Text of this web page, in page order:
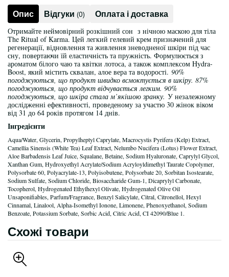
Опис Відгуки (0) Оплата і доставка
Отримайте неймовірний розкішний сон з нічною маскою для тіла
The Ritual of Karma. Цей легкий гелевий крем призначений для
регенерації, відновлення та живлення зневодненої шкіри під час
сну, повертаючи їй еластичність та пружність. Формулюється з
ароматом білого чаю та квітки лотоса, а також комплексом Hydra-
Boost, який містить сквалан, алое вера та водорості. 90%
погоджуються, що продукт швидко всмоктується в шкіру. 87%
погоджуються, що продукт відчувається легким. 90%
погоджуються, що шкіра стала м’якішою зранку. У незалежному
дослідженні ефективності, проведеному за участю 30 жінок віком
від 31 до 64 років протягом 14 днів.
Інгредієнти
Aqua/Water, Glycerin, Propylheptyl Caprylate, Macrocystis Pyrifera (Kelp) Extract,
Camellia Sinensis (White Tea) Leaf Extract, Nelumbo Nucifera (Lotus) Flower Extract,
Aloe Barbadensis Leaf Juice, Squalane, Betaine, Sodium Hyaluronate, Caprylyl Glycol,
Xanthan Gum, Hydroxyethyl Acrylate/Sodium Acryloyldimethyl Taurate Copolymer,
Polysorbate 60, Polyacrylate-13, Polyisobutene, Polysorbate 20, Sorbitan Isostearate,
Sodium Sulfate, Sodium Chloride, Biosaccharide Gum-1, Dicaprylyl Carbonate,
Tocopherol, Hydrogenated Ethylhexyl Olivate, Hydrogenated Olive Oil
Unsaponifiables, Parfum/Fragrance, Benzyl Salicylate, Citral, Citronellol, Hexyl
Cinnamal, Linalool, Alpha-Isomethyl Ionone, Limonene, Phenoxyethanol, Sodium
Benzoate, Potassium Sorbate, Sorbic Acid, Citric Acid, CI 42090/Blue 1.
Схожі товари